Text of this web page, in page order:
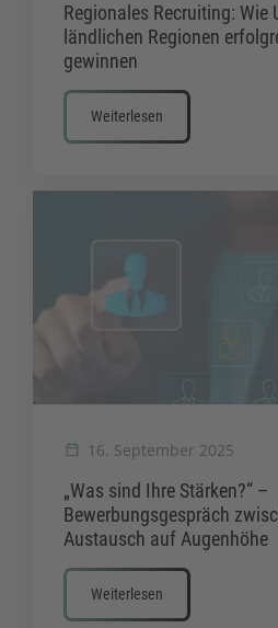
Regionales Recruiting: Wie
ländlichen Regionen
gewinnen
Weiterlesen
16. September 2025
„Was sind Ihre Stärken?“ –
Bewerbungsgespräch
Austausch auf Augenhöhe
Weiterlesen